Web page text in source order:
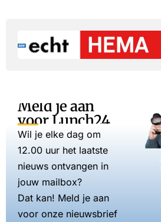
Meld je aan
voor Lunch24
Wil je elke dag om
12.00 uur het laatste
nieuws ontvangen in
jouw mailbox?
Dat kan! Meld je aan
voor onze nieuwsbrief